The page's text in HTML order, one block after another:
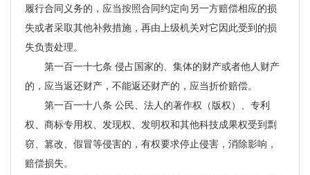
履行合同义务的，应当按照合同约定向另一方赔偿相应的损
失或者采取其他补救措施，再由上级机关对它因此受到的损
失负责处理。
第一百一十七条 侵占国家的、集体的财产或者他人财产
的，应当返还财产，不能返还财产的，应当折价赔偿。
第一百一十八条 公民、法人的著作权（版权）、专利
权、商标专用权、发现权、发明权和其他科技成果权受到剽
窃、篡改、假冒等侵害的，有权要求停止侵害，消除影响，
赔偿损失。